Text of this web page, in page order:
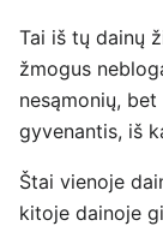
Tai iš tų dainų
žmogus
nesąmonių,
gyvenantis, iš
Štai vienoje
kitoje dainoje